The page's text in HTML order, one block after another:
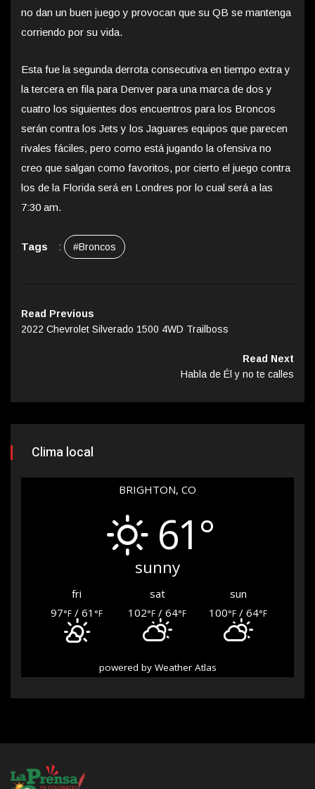
no dan un buen juego y provocan que su QB se mantenga
corriendo por su vida.
Esta fue la segunda derrota consecutiva en tiempo extra y
la tercera en fila para Denver para una marca de dos y
cuatro los siguientes dos encuentros para los Broncos
serán contra los Jets y los Jaguares equipos que parecen
rivales fáciles, pero como está jugando la ofensiva no
creo que salgan como favoritos, por cierto el juego contra
los de la Florida será en Londres por lo cual será a las
7:30 am.
Tags : #Broncos
Read Previous
2022 Chevrolet Silverado 1500 4WD Trailboss
Read Next
Habla de Él y no te calles
Clima local
BRIGHTON, CO
61°
sunny
fri sat
sun
97°F / 61 °F 102°F / 64°F 100°F / 64°F
powered by Weather Atlas